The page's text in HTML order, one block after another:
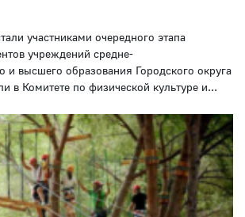
участниками очередного этапа
учреждений средне-
и высшего образования Городского округа
в Комитете по физической культуре и...